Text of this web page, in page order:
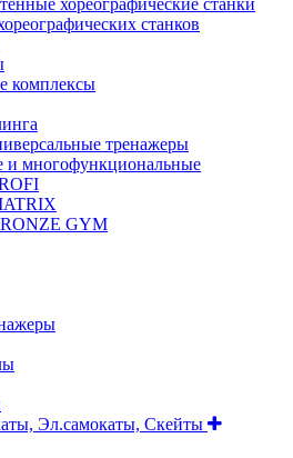
станков
комплексы
тренажеры
и многофункциональные
GYM
Эл.самокаты, Скейты